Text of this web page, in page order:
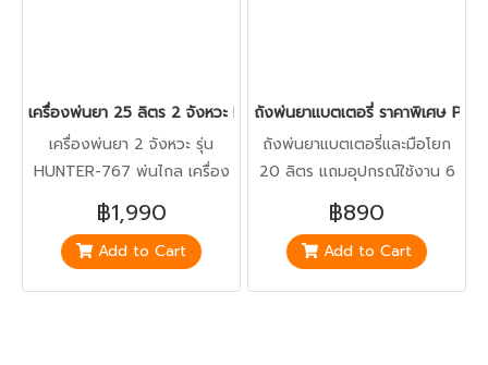
เครื่องพ่นยา 25 ลิตร 2 จังหวะ Magnum HUNTER-767
เครื่องพ่นยา 2 จังหวะ รุ่น
HUNTER-767 พ่นไกล เครื่อง
แรง ทนทาน มีบริการเก็บเงิน
ปลายทาง
฿1,990
Add to Cart
ถังพ่นยาแบตเตอรี่ ราคาพิเศษ
ถังพ่นยาแบตเตอรี่และมือโยก
20 ลิตร แถมอุปกรณ์ใช้งาน 6
ชิ้น พร้อมใช้งานไม่ต้องซื้อเพิ่ม
มีบริการเก็บปลายทาง โทร.
081-708-4741
฿890
Add to Cart